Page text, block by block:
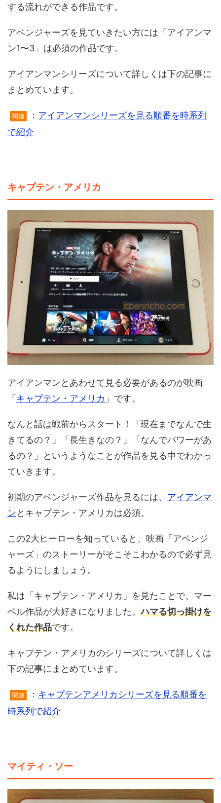
する流れができる作品です。
アベンジャーズを見ていきたい方には「アイアンマ
ン1〜3」は必須の作品です。
アイアンマンシリーズについて詳しくは下の記事に
まとめています。
関連 ： アイアンマンシリーズを見る順番を時系列
で紹介
キャプテン・アメリカ
アイアンマンとあわせて見る必要があるのが映画
「キャプテン・アメリカ 」です。
なんと話は戦前からスタート！「現在までなんで生
きてるの？」「長生きなの？」「なんでパワーがあ
るの？」というようなことが作品を見る中でわかっ
ていきます。
初期のアベンジャーズ作品を見るには、 アイアンマ
ンとキャプテン・アメリカは必須。
この2大ヒーローを知っていると、映画「アベンジ
ャーズ」のストーリーがそこそこわかるので必ず見
るようにしましょう。
私は「キャプテン・アメリカ」を見たことで、マー
ベル作品が大好きになりました。ハマる切っ掛けを
くれた作品です。
キャプテン・アメリカのシリーズについて詳しくは
下の記事にまとめています。
関連 ： キャプテンアメリカシリーズを見る順番を
時系列で紹介
マイティ・ソー